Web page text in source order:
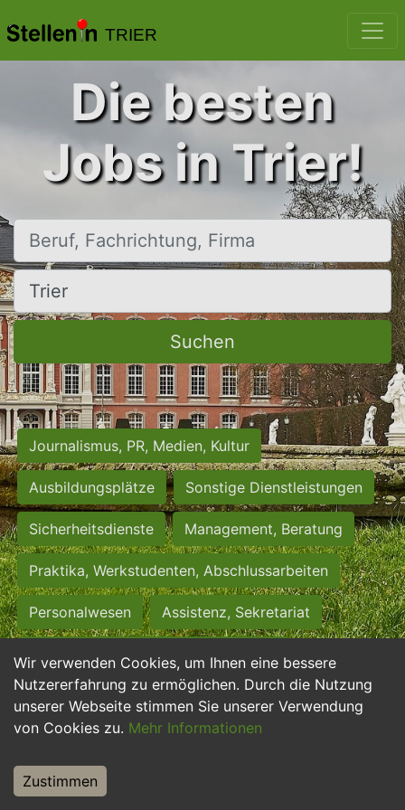
TRIER
Wir verwenden Cookies, um Ihnen eine bessere
Nutzererfahrung zu ermöglichen. Durch die Nutzung
unserer Webseite stimmen Sie unserer Verwendung
von Cookies zu. Mehr Informationen
Zustimmen
Die besten
Jobs in Trier!
Beruf, Fachrichtung, Firma
Ort, Stadt
Suchen
Journalismus, PR, Medien, Kultur
Ausbildungsplätze Sonstige Dienstleistungen
Sicherheitsdienste Management, Beratung
Praktika, Werkstudenten, Abschlussarbeiten
Personalwesen Assistenz, Sekretariat
Hilfskräfte, Aushilfs- und Nebenjobs
Einkauf, Logistik, Materialwirtschaft
Weiterbildung, Studium, duale Ausbildung
Tourismus